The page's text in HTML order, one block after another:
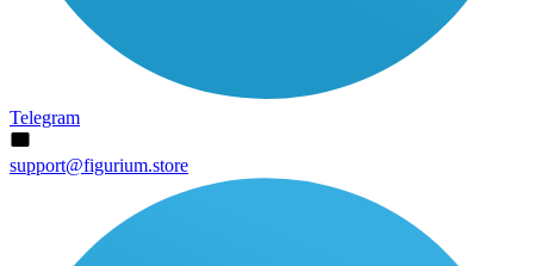
Telegram
support@figurium.store